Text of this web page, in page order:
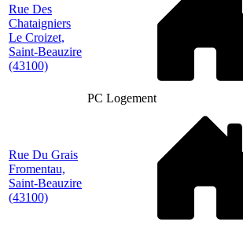
Rue Des
Chataigniers
Le Croizet,
Saint-Beauzire
(43100)
PC Logement
Rue Du Grais
Fromentau,
Saint-Beauzire
(43100)